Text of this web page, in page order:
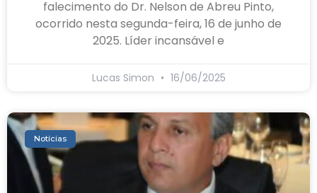
falecimento do Dr. Nelson de Abreu Pinto,
ocorrido nesta segunda-feira, 16 de junho de
2025. Líder incansável e
Lucas Simon 16/06/2025
Notícias